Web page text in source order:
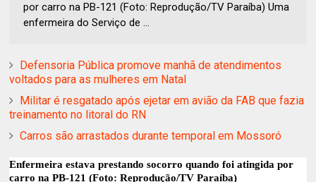
por carro na PB-121 (Foto: Reprodução/TV Paraíba) Uma
enfermeira do Serviço de ...
Defensoria Pública promove manhã de atendimentos
voltados para as mulheres em Natal
Militar é resgatado após ejetar em avião da FAB que fazia
treinamento no litoral do RN
Carros são arrastados durante temporal em Mossoró
Enfermeira estava prestando socorro quando foi atingida por
carro na PB-121 (Foto: Reprodução/TV Paraíba)